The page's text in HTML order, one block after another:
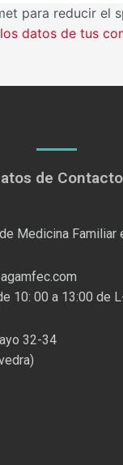
para reducir el
datos de tus
de Contacto
Medicina Familiar
10: 00 a 13:00 de
32-34